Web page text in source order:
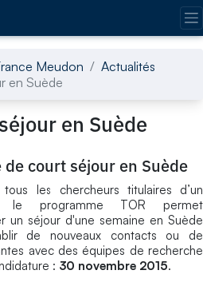
Meudon
Actualités
en Suède
en Suède
de court séjour en Suède
les chercheurs titulaires d’un
le programme TOR permet
un séjour d'une semaine en Suède
de nouveaux contacts ou de
avec des équipes de recherche
: 30 novembre 2015.